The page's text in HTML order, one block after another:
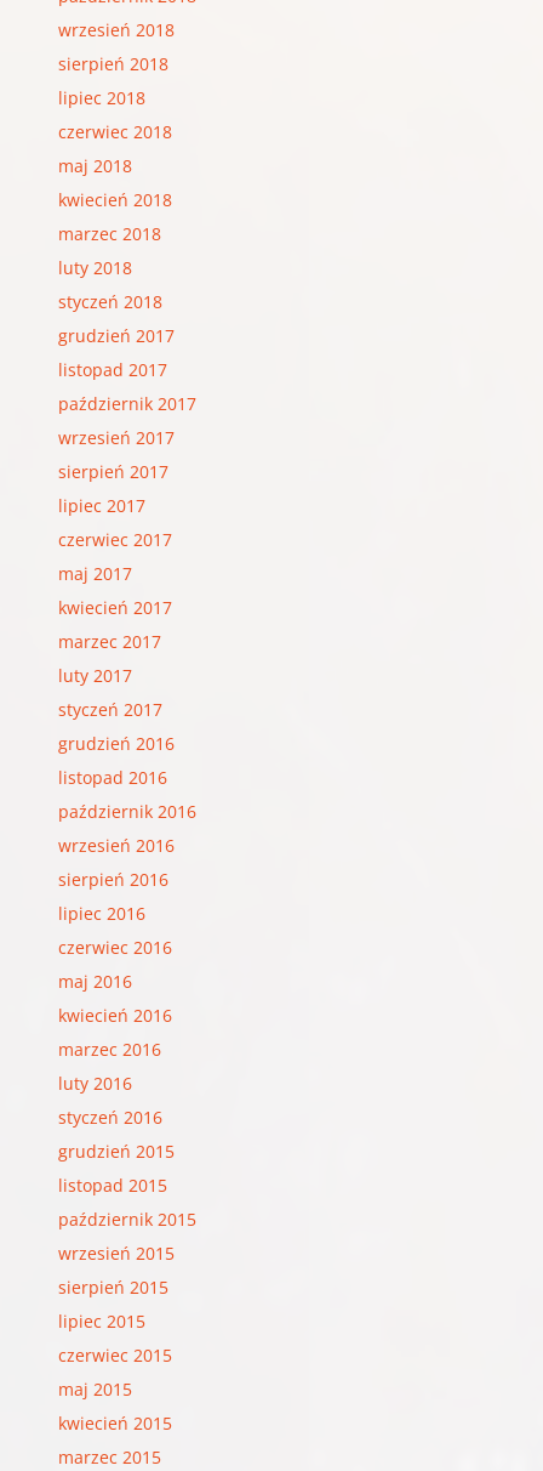
wrzesień 2018
sierpień 2018
lipiec 2018
czerwiec 2018
maj 2018
kwiecień 2018
marzec 2018
luty 2018
styczeń 2018
grudzień 2017
listopad 2017
październik 2017
wrzesień 2017
sierpień 2017
lipiec 2017
czerwiec 2017
maj 2017
kwiecień 2017
marzec 2017
luty 2017
styczeń 2017
grudzień 2016
listopad 2016
październik 2016
wrzesień 2016
sierpień 2016
lipiec 2016
czerwiec 2016
maj 2016
kwiecień 2016
marzec 2016
luty 2016
styczeń 2016
grudzień 2015
listopad 2015
październik 2015
wrzesień 2015
sierpień 2015
lipiec 2015
czerwiec 2015
maj 2015
kwiecień 2015
marzec 2015